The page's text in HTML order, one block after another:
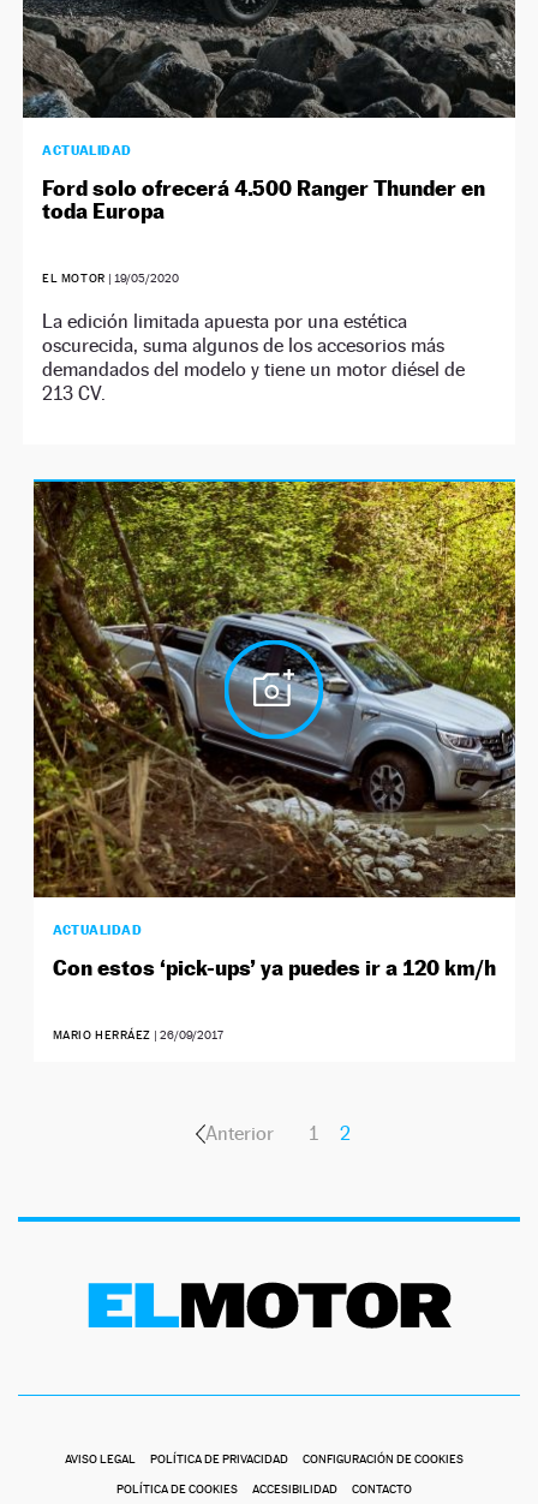
ACTUALIDAD
Ford solo ofrecerá 4.500 Ranger Thunder en
toda Europa
EL MOTOR | 19/05/2020
La edición limitada apuesta por una estética
oscurecida, suma algunos de los accesorios más
demandados del modelo y tiene un motor diésel de
213 CV.
ACTUALIDAD
Con estos ‘pick-ups’ ya puedes ir a 120 km/h
MARIO HERRÁEZ | 26/09/2017
Anterior 1 2
AVISO LEGAL POLÍTICA DE PRIVACIDAD CONFIGURACIÓN DE COOKIES
POLÍTICA DE COOKIES ACCESIBILIDAD CONTACTO